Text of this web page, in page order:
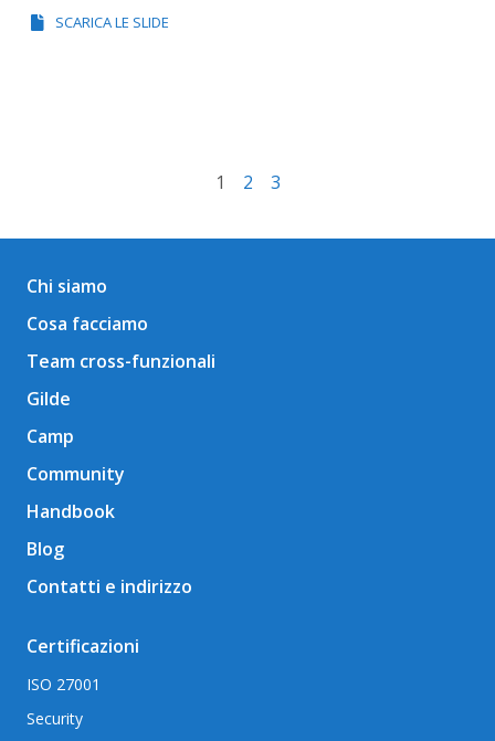
SCARICA LE SLIDE
1 2 3
Chi siamo
Cosa facciamo
Team cross-funzionali
Gilde
Camp
Community
Handbook
Blog
Contatti e indirizzo
Certificazioni
ISO 27001
Security